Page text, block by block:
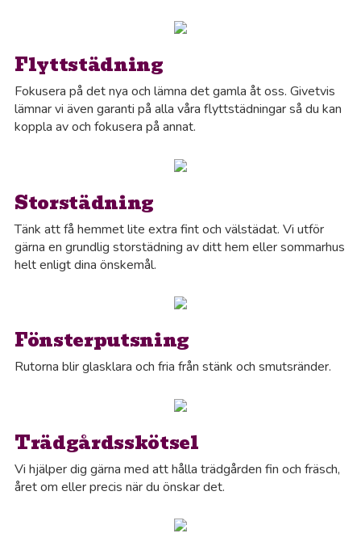
Flyttstädning
Fokusera på det nya och lämna det gamla åt oss. Givetvis
lämnar vi även garanti på alla våra flyttstädningar så du kan
koppla av och fokusera på annat.
Storstädning
Tänk att få hemmet lite extra fint och välstädat. Vi utför
gärna en grundlig storstädning av ditt hem eller sommarhus
helt enligt dina önskemål.
Fönsterputsning
Rutorna blir glasklara och fria från stänk och smutsränder.
Trädgårdsskötsel
Vi hjälper dig gärna med att hålla trädgården fin och fräsch,
året om eller precis när du önskar det.